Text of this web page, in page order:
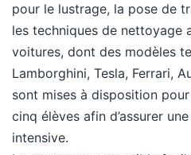
pour le lustrage, la pose de
les techniques de nettoyage
voitures, dont des modèles
Lamborghini, Tesla, Ferrari,
sont mises à disposition
cinq élèves afin d’assurer
intensive.